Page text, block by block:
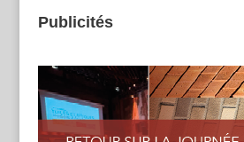
Publicités